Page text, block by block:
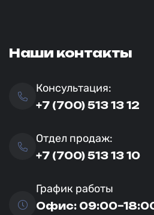
Наши контакты
Консультация:
+7 (700) 513 13 12
Отдел продаж:
+7 (700) 513 13 10
График работы
Офис: